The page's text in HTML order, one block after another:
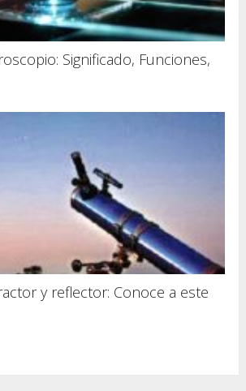
Significado, Funciones,
y reflector: Conoce a este